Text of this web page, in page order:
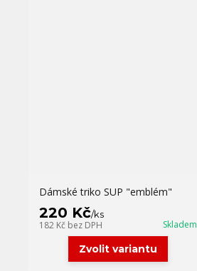
Dámské triko SUP "emblém"
220 Kč/ks
182 Kč bez DPH Skladem
Zvolit variantu